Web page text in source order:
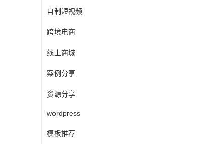
自制短视频
跨境电商
线上商城
案例分享
资源分享
wordpress
模板推荐